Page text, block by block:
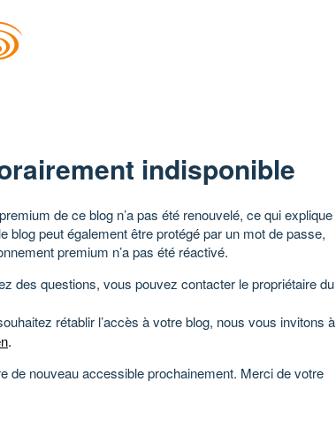
indisponible
de ce blog n’a pas été renouvelé, ce qui explique
blog peut également être protégé par un mot de passe,
premium n’a pas été réactivé.
des questions, vous pouvez contacter le propriétaire du
rétablir l’accès à votre blog, nous vous invitons à
.
de nouveau accessible prochainement. Merci de votre